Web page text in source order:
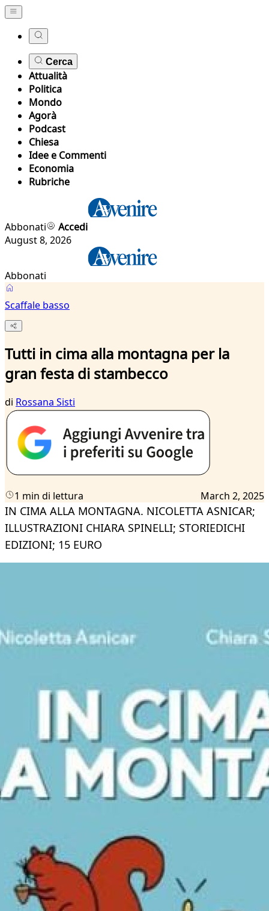
Cerca
Attualità
Politica
Mondo
Agorà
Podcast
Chiesa
Idee e Commenti
Economia
Rubriche
Abbonati
Accedi
August 8, 2026
Abbonati
Scaffale basso
Tutti in cima alla montagna per la
gran festa di stambecco
di Rossana Sisti
1 min di lettura March 2, 2025
IN CIMA ALLA MONTAGNA. NICOLETTA ASNICAR;
ILLUSTRAZIONI CHIARA SPINELLI; STORIEDICHI
EDIZIONI; 15 EURO